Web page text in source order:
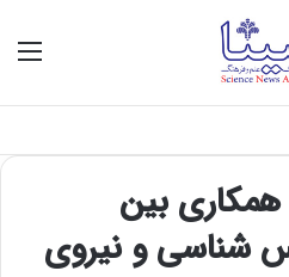
تغذیه خطرناک می‌شود
همکاری بین
شناسی و نیروی